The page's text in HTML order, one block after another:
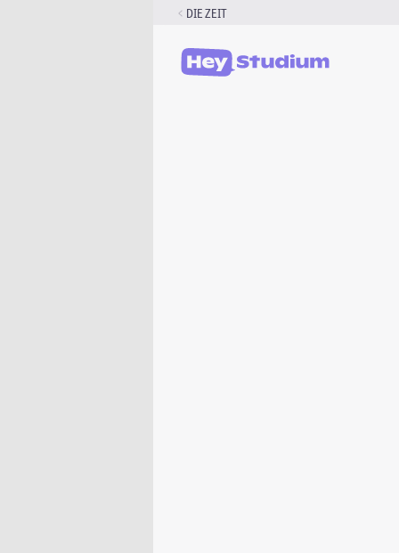
DIE ZEIT